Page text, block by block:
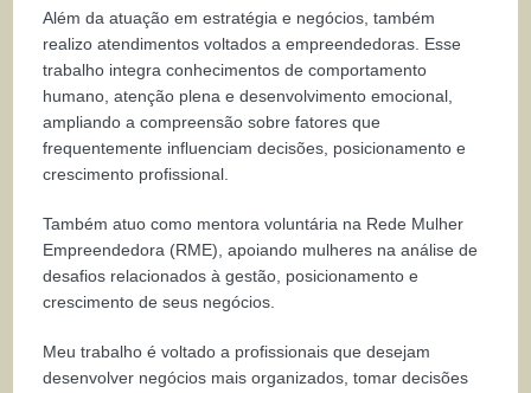
Além da atuação em estratégia e negócios, também
realizo atendimentos voltados a empreendedoras. Esse
trabalho integra conhecimentos de comportamento
humano, atenção plena e desenvolvimento emocional,
ampliando a compreensão sobre fatores que
frequentemente influenciam decisões, posicionamento e
crescimento profissional.
Também atuo como mentora voluntária na Rede Mulher
Empreendedora (RME), apoiando mulheres na análise de
desafios relacionados à gestão, posicionamento e
crescimento de seus negócios.
Meu trabalho é voltado a profissionais que desejam
desenvolver negócios mais organizados, tomar decisões